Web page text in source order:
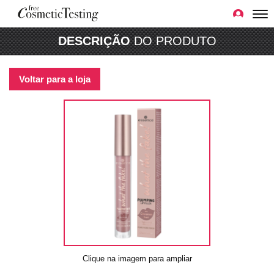
DESCRIÇÃODO PRODUTO
Voltar para a loja
Clique na imagem para ampliar